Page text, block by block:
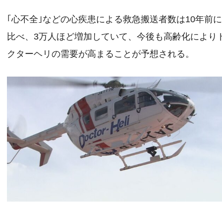
｢心不全｣などの心疾患による救急搬送者数は10年前に
比べ、3万人ほど増加していて、今後も高齢化により
クターヘリの需要が高まることが予想される。